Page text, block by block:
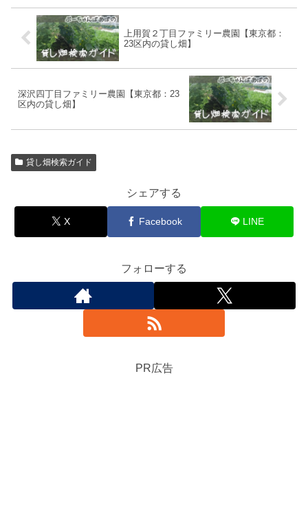
上用賀２丁目ファミリー農園【東京都：
23区内の貸し畑】
深沢四丁目ファミリー農園【東京都：23
区内の貸し畑】
貸し畑検索ガイド
シェアする
X Facebook LINE
フォローする
PR広告